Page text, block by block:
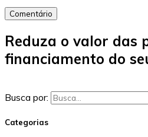
Comentário
Reduza o valor das
financiamento do
Busca por:
Categorias